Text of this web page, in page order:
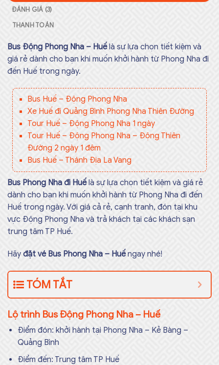
ĐÁNH GIÁ (3)
THANH TOÁN
Bus Động Phong Nha – Huếlà sự lựa chọn tiết kiệm và
giá rẻ dành cho bạn khi muốn khởi hành từ Phong Nha đi
đến Huế trong ngày.
Bus Huế – Động Phong Nha
Xe Huế đi Quảng Bình Phong Nha Thiên Đường
Tour Huế – Động Phong Nha 1 ngày
Tour Huế – Động Phong Nha – Động Thiên
Đường 2 ngày 1 đêm
Bus Huế – Thánh Địa La Vang
Bus Phong Nha đi Huếlà sự lựa chọn tiết kiệm và giá rẻ
dành cho bạn khi muốn khởi hành từ Phong Nha đi đến
Huế trong ngày. Với giá cả rẻ, cạnh tranh, đón tại khu
vực Động Phong Nha và trả khách tại các khách sạn
trung tâm TP Huế.
Hãy đặt vé Bus Phong Nha – Huếngay nhé!
TÓM TẮT
Lộ trình Bus Động Phong Nha – Huế
Điểm đón: khởi hành tại Phong Nha – Kẻ Bàng –
Quảng Bình
Điểm đến: Trung tâm TP Huế